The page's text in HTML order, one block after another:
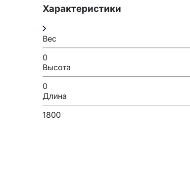
Характеристики
Вес
0
Высота
0
Длина
1800